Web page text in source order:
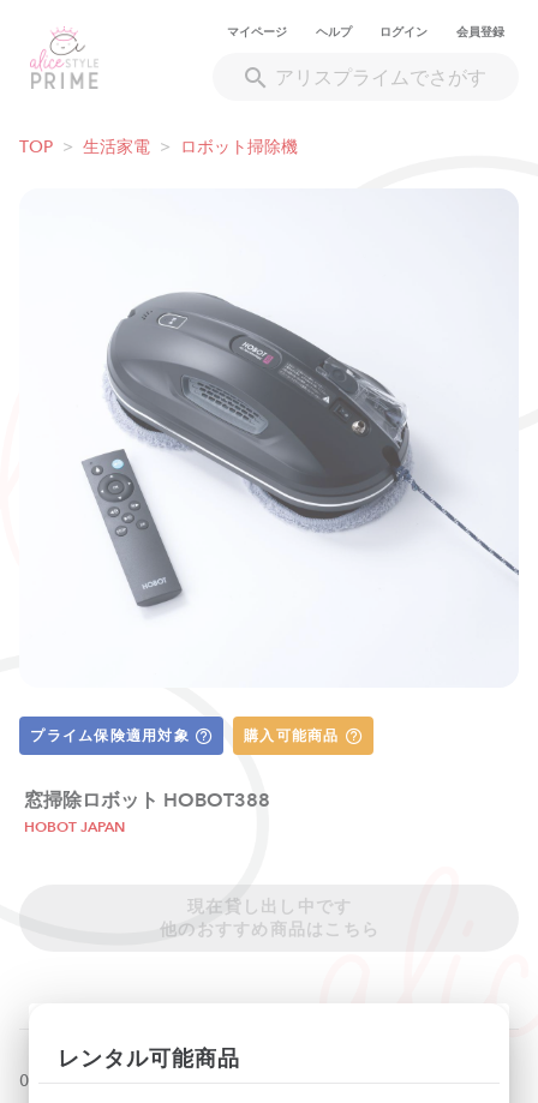
マイページ ヘルプ ログイン 会員登録
TOP > 生活家電 > ロボット掃除機
プライム保険適用対象 購入可能商品
窓掃除ロボット HOBOT388
HOBOT JAPAN
現在貸し出し中です
他のおすすめ商品はこちら
040165
レンタル可能商品